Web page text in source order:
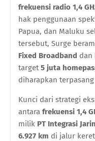
frekuensi radio 1,4
hak penggunaan
Papua, dan Maluku
tersebut, Surge
Fixed Broadband dan
target5 juta
diharapkan
Kunci dari strategi
antara frekuensi 1,4
milik PT Integrasi
6.927 km di jalur